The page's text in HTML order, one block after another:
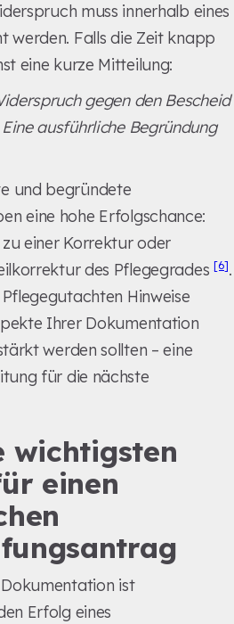
muss innerhalb eines
werden. Falls die Zeit knapp
eine kurze Mitteilung:
gegen den Bescheid
ausführliche Begründung
und begründete
eine hohe Erfolgschance:
einer Korrektur oder
des Pflegegrades [6].
Hinweise
Ihrer Dokumentation
werden sollten – eine
für die nächste
wichtigsten
einen
ist
Erfolg eines